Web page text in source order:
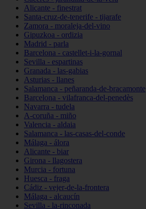
Alicante - finestrat
Santa-cruz-de-tenerife - tijarafe
Zamora - moraleja-del-vino
Gipuzkoa - ordizia
Madrid - parla
Barcelona - castellet-i-la-gornal
Sevilla - espartinas
Granada - las-gabias
Asturias - llanes
Salamanca - peñaranda-de-bracamonte
Barcelona - vilafranca-del-penedès
Navarra - tudela
A-coruña - miño
Valencia - aldaia
Salamanca - las-casas-del-conde
Málaga - álora
Alicante - biar
Girona - llagostera
Murcia - fortuna
Huesca - fraga
Cádiz - vejer-de-la-frontera
Málaga - alcaucín
Sevilla - la-rinconada